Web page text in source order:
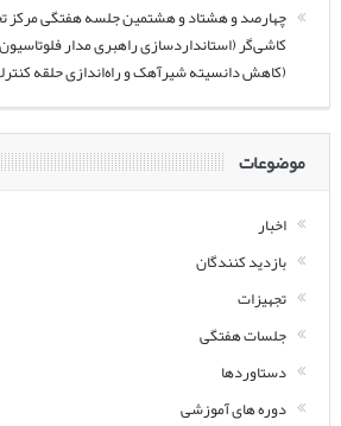
چهارصد و هشتاد و هشتمین جلسه هفتگی مرکز
کاشی‌گر (استانداردسازی راهبری مدار
(کاهش دانسیته شیرآهک و راه‌اندازی حلقه
موضوعات
اخبار
بازدید کنندگان
تجهیزات
جلسات هفتگی
دستاوردها
دوره های آموزشی